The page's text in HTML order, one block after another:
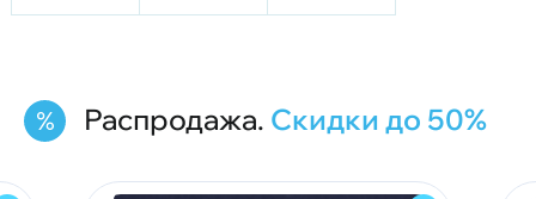
Распродажа. Скидки до 50%